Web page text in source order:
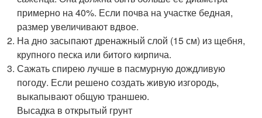
примерно на 40%. Если почва на участке бедная,
размер увеличивают вдвое.
На дно засыпают дренажный слой (15 см) из щебня,
крупного песка или битого кирпича.
Сажать спирею лучше в пасмурную дождливую
погоду. Если решено создать живую изгородь,
выкапывают общую траншею.
Высадка в открытый грунт